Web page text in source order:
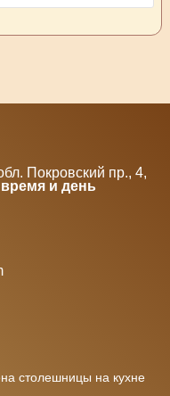
Покровский пр., 4,
и день
столешницы на кухне